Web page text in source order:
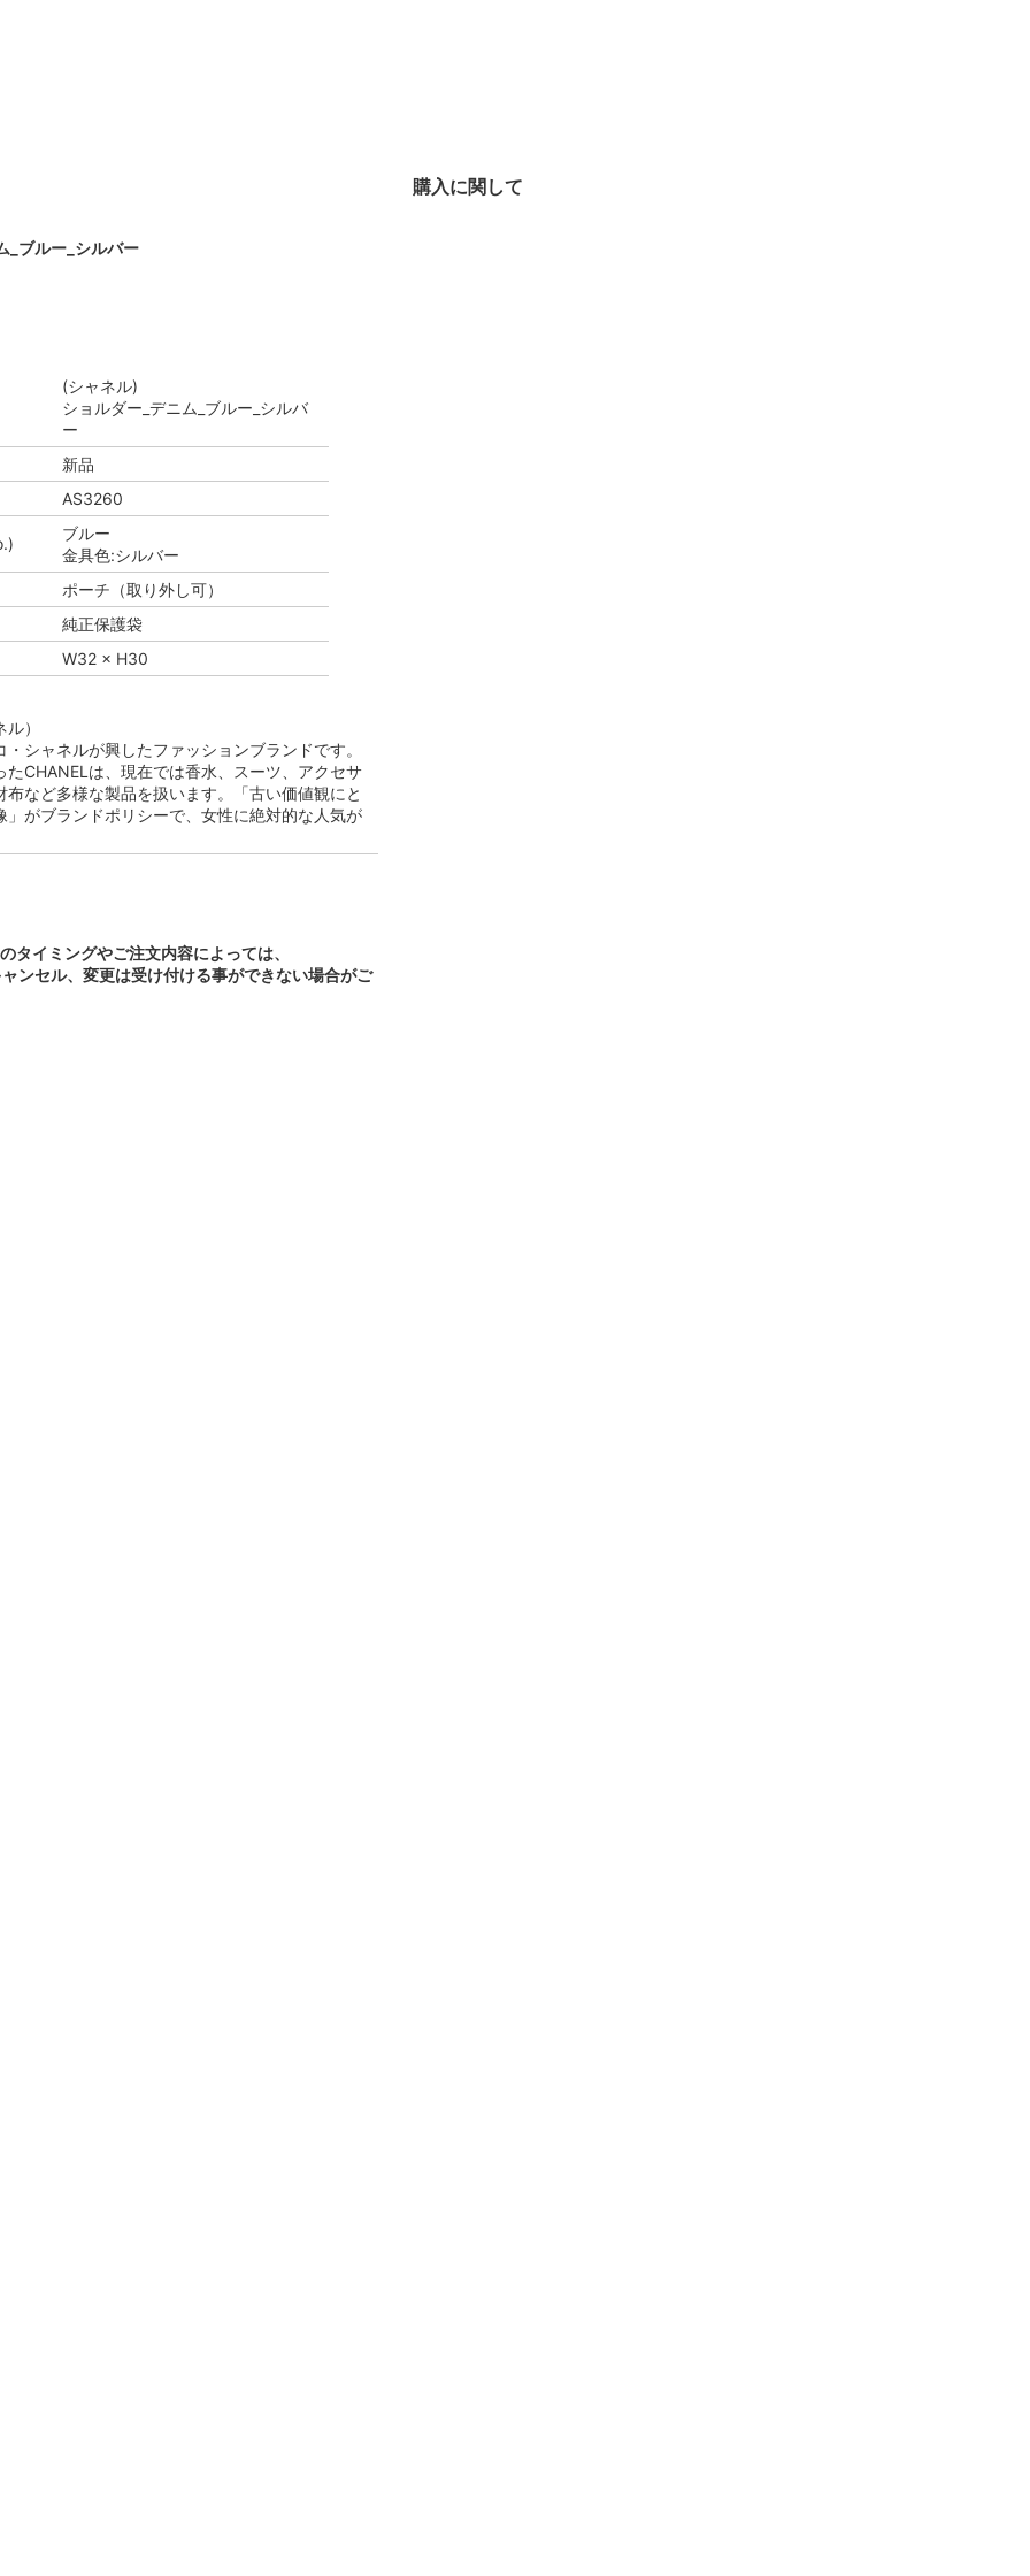
購入に関して
_ブルー_シルバー
(シャネル)
ショルダー_デニム_ブルー_シルバ
ー
新品
AS3260
ブルー
金具色:シルバー
ポーチ（取り外し可）
純正保護袋
W32 × H30
）
・シャネルが興したファッションブランドです。
たCHANELは、現在では香水、スーツ、アクセサ
布など多様な製品を扱います。「古い価値観にと
」がブランドポリシーで、女性に絶対的な人気が
タイミングやご注文内容によっては、
ンセル、変更は受け付ける事ができない場合がご